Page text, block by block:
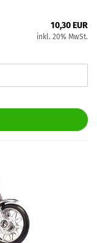
10,30 EUR
inkl. 20% MwSt.